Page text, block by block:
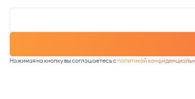
Нажимая на кнопку вы соглашаетесь сполитикой